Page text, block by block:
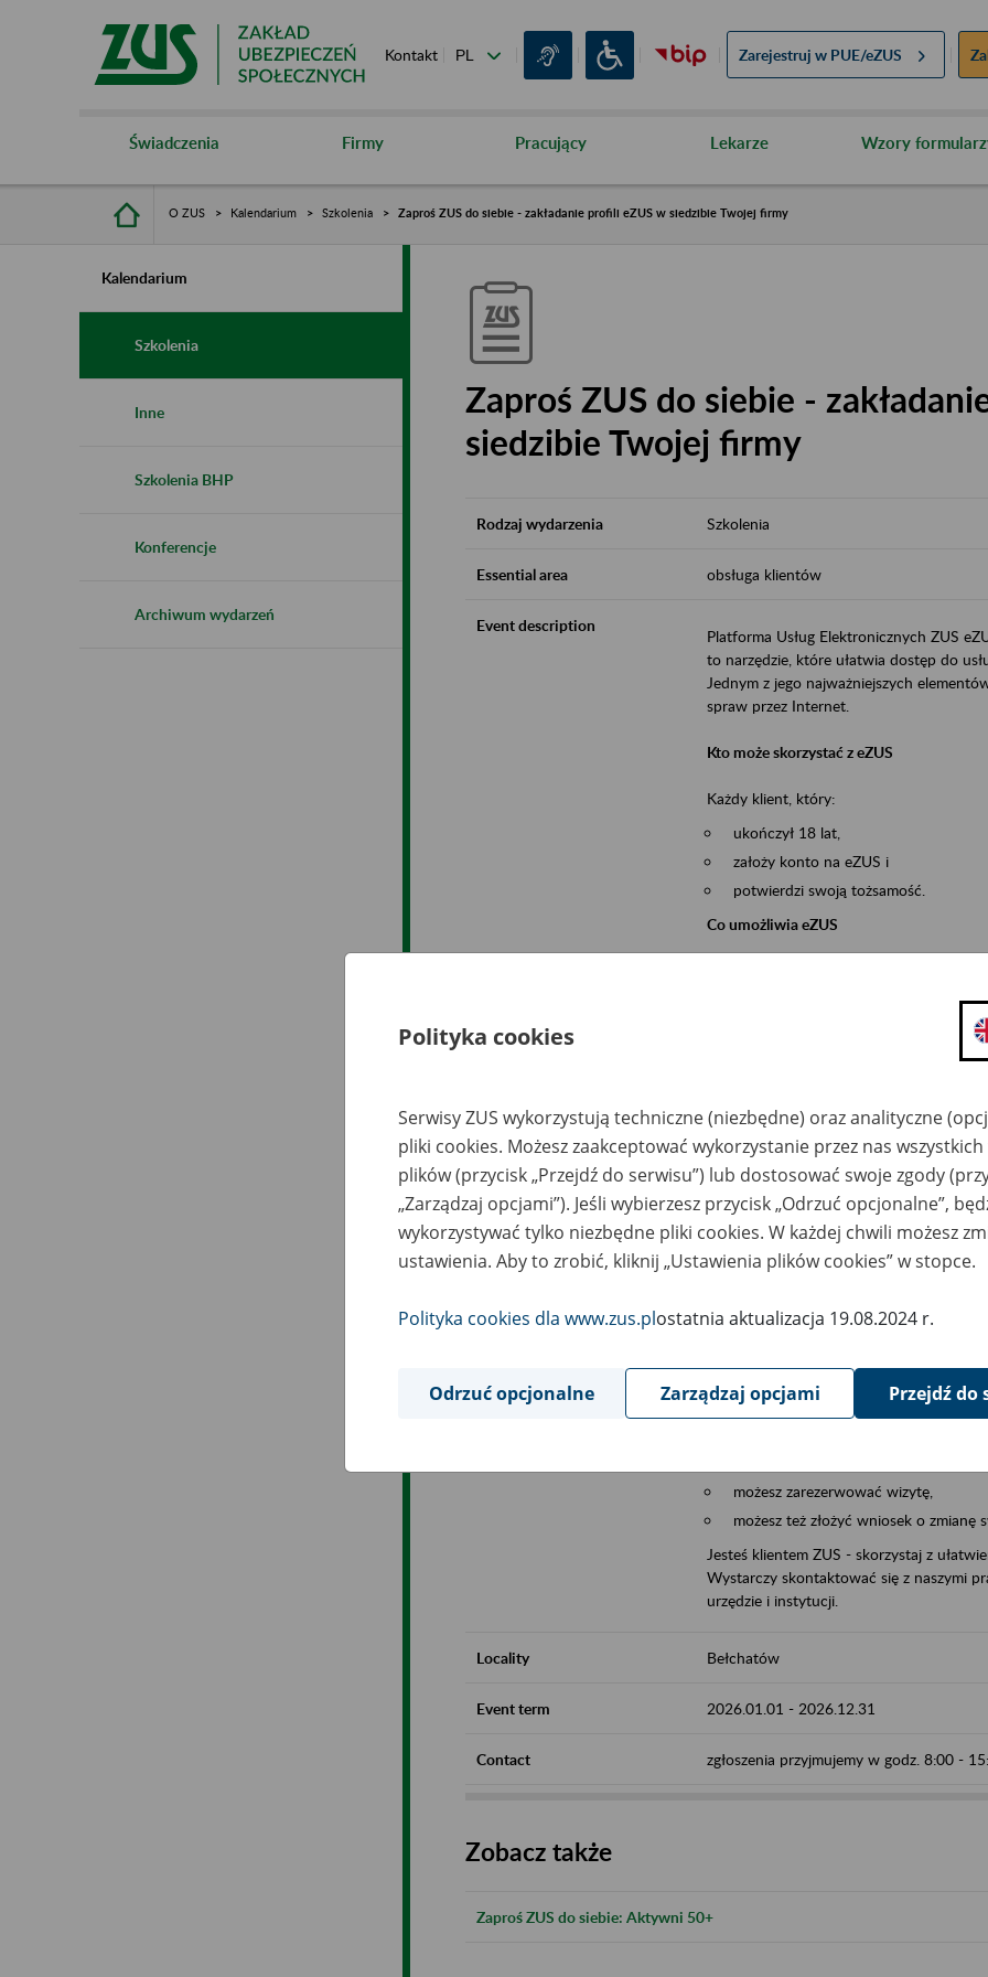
Kontakt Zarejestruj w PUE/eZUS
Świadczenia Firmy Pracujący Lekarze Wzory
O ZUS Kalendarium Szkolenia Zaproś ZUS do siebie - zakładanie profili eZUS w siedzibie Twojej firmy
Kalendarium
Szkolenia
Inne
Szkolenia BHP
Konferencje
Archiwum wydarzeń
Zaproś ZUS do siebie -
siedzibie Twojej firmy
Rodzaj wydarzenia Szkolenia
Essential area obsługa klientów
Event description
Platforma Usług Elektronicznych ZUS
to narzędzie, które ułatwia dostęp do
Jednym z jego najważniejszych
spraw przez Internet.
Kto może skorzystać z eZUS
Każdy klient, który:
ukończył 18 lat,
założy konto na eZUS i
potwierdzi swoją tożsamość.
Co umożliwia eZUS
wgląd do danych zgromadzonych w
składanie wniosków i otrzymywanie
zadawanie pytań i otrzymywanie
Jeśli jesteś osobą ubezpieczoną (np.
możesz sprawdzić swoje dane
masz dostęp do informacji o stanie
masz dostęp do informacji o
Jeśli jesteś płatnikiem składek (np.
możesz skorzystać z aplikacji
ubezpieczeń, wypełnisz i
ZUS,
możesz złożyć wniosek o wydanie
masz dostęp do zwolnień lekarskich
Jeśli jesteś świadczeniobiorcą
masz dostęp m.in. do formularza
do formularza PIT 40A, czyli
możesz zarezerwować wizytę,
możesz też złożyć wniosek o zmianę
Jesteś klientem ZUS - skorzystaj z
Wystarczy skontaktować się z naszymi
urzędzie i instytucji.
Locality Bełchatów
Event term 2026.01.01 - 2026.12.31
Contact zgłoszenia przyjmujemy w godz. 8:00 -
Zobacz także
Zaproś ZUS do siebie: Aktywni 50+
Polityka cookies
Serwisy ZUS wykorzystują techniczne (niezbędne) oraz analityczne
pliki cookies. Możesz zaakceptować wykorzystanie przez nas
plików (przycisk „Przejdź do serwisu”) lub dostosować swoje zgody
„Zarządzaj opcjami”). Jeśli wybierzesz przycisk „Odrzuć opcjonalne”,
wykorzystywać tylko niezbędne pliki cookies. W każdej chwili możesz
ustawienia. Aby to zrobić, kliknij „Ustawienia plików cookies” w stopce.
Polityka cookies dla www.zus.plostatnia aktualizacja 19.08.2024 r.
Odrzuć opcjonalne Zarządzaj opcjami Przejdź do